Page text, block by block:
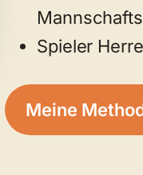
Spieler
Meine